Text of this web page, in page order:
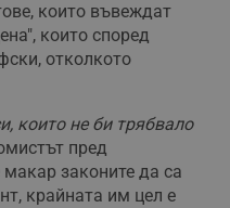
които въвеждат
които според
отколкото
които не би трябвало
пред
макар законите да са
крайната им цел е